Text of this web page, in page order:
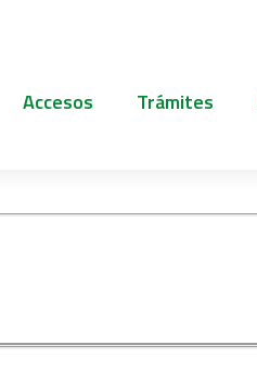
Accesos Trámites